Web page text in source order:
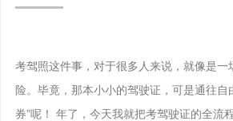
考驾照这件事，对于很多人来说，就像是一
险。毕竟，那本小小的驾驶证，可是通往自
券”呢！ 年了，今天我就把考驾驶证的全流程